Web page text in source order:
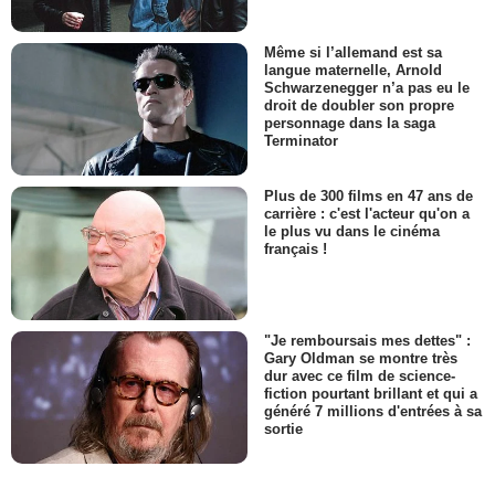
Même si l’allemand est sa
langue maternelle, Arnold
Schwarzenegger n’a pas eu le
droit de doubler son propre
personnage dans la saga
Terminator
Plus de 300 films en 47 ans de
carrière : c'est l'acteur qu'on a
le plus vu dans le cinéma
français !
"Je remboursais mes dettes" :
Gary Oldman se montre très
dur avec ce film de science-
fiction pourtant brillant et qui a
généré 7 millions d'entrées à sa
sortie